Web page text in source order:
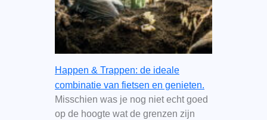
Happen & Trappen: de ideale
combinatie van fietsen en genieten.
Misschien was je nog niet echt goed
op de hoogte wat de grenzen zijn